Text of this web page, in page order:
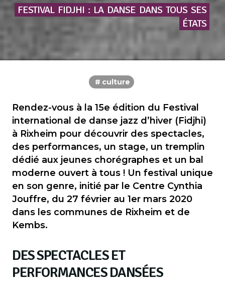
FESTIVAL FIDJHI : LA DANSE DANS TOUS SES
ÉTATS
culture
Rendez-vous à la 15e édition du Festival
international de danse jazz d’hiver (Fidjhi)
à Rixheim pour découvrir des spectacles,
des performances, un stage, un tremplin
dédié aux jeunes chorégraphes et un bal
moderne ouvert à tous ! Un festival unique
en son genre, initié par le Centre Cynthia
Jouffre, du 27 février au 1er mars 2020
dans les communes de Rixheim et de
Kembs.
DES SPECTACLES ET
PERFORMANCES DANSÉES